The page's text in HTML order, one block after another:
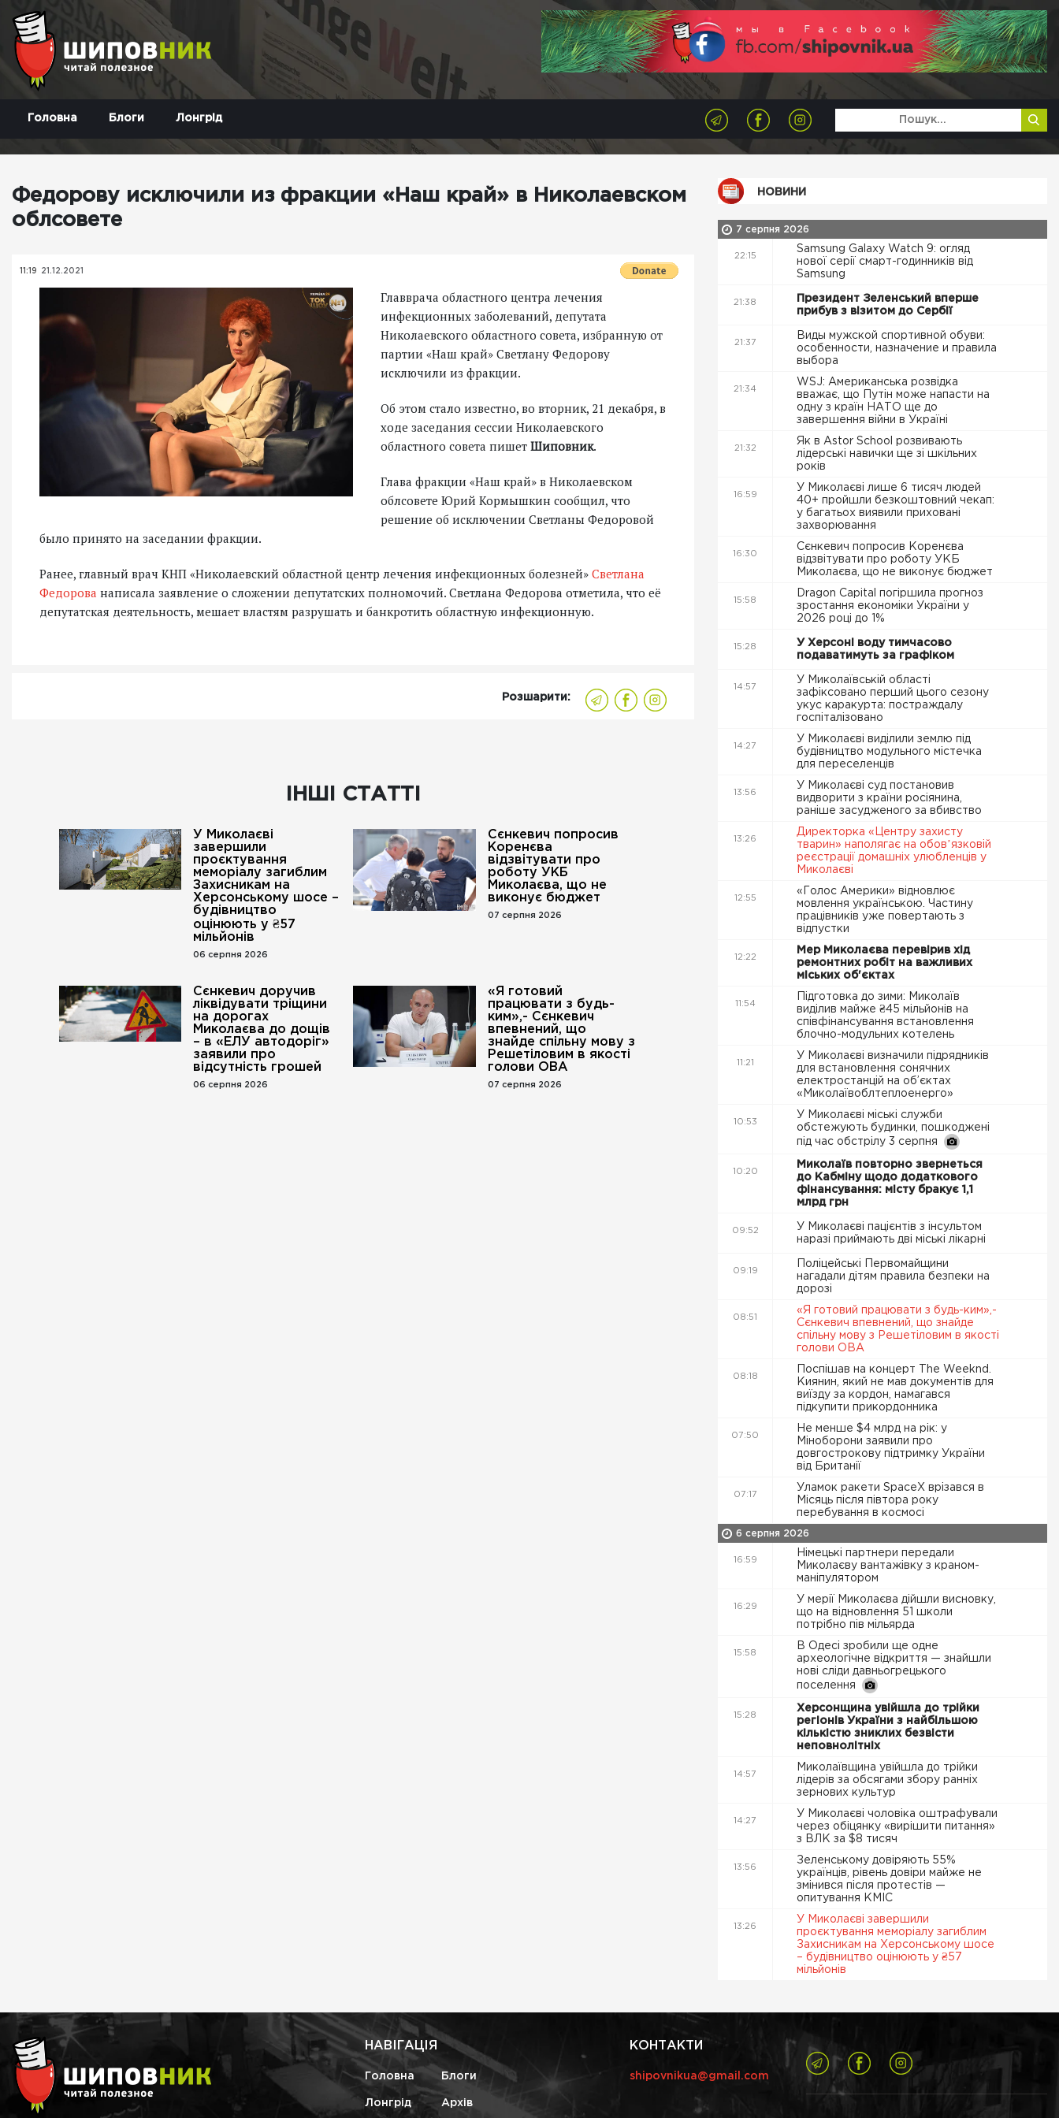
Головна Блоги Лонгрід
Федорову исключили из фракции «Наш край» в Николаевском
облсовете
11:19 21.12.2021
Главврача областного центра лечения
инфекционных заболеваний, депутата
Николаевского областного совета, избранную от
партии «Наш край» Светлану Федорову
исключили из фракции.
Об этом стало известно, во вторник, 21 декабря, в
ходе заседания сессии Николаевского
областного совета пишет Шиповник.
Глава фракции «Наш край» в Николаевском
облсовете Юрий Кормышкин сообщил, что
решение об исключении Светланы Федоровой
было принято на заседании фракции.
Ранее, главный врач КНП «Николаевский областной центр лечения инфекционных болезней» Светлана
Федорова написала заявление о сложении депутатских полномочий. Светлана Федорова отметила, что её
депутатская деятельность, мешает властям разрушать и банкротить областную инфекционную.
Розшарити:
ІНШІ СТАТТІ
У Миколаєві
завершили
проєктування
меморіалу загиблим
Захисникам на
Херсонському шосе –
будівництво
оцінюють у ₴57
мільйонів
06 серпня 2026
Сєнкевич попросив
Коренєва
відзвітувати про
роботу УКБ
Миколаєва, що не
виконує бюджет
07 серпня 2026
Сєнкевич доручив
ліквідувати тріщини
на дорогах
Миколаєва до дощів
– в «ЕЛУ автодоріг»
заявили про
відсутність грошей
06 серпня 2026
«Я готовий
працювати з будь-
ким»,- Сєнкевич
впевнений, що
знайде спільну мову з
Решетіловим в якості
голови ОВА
07 серпня 2026
НОВИНИ
7 серпня 2026
22:15
Samsung Galaxy Watch 9: огляд
нової серії смарт-годинників від
Samsung
21:38
Президент Зеленський вперше
прибув з візитом до Сербії
21:37
Виды мужской спортивной обуви:
особенности, назначение и правила
выбора
21:34
WSJ: Американська розвідка
вважає, що Путін може напасти на
одну з країн НАТО ще до
завершення війни в Україні
21:32
Як в Astor School розвивають
лідерські навички ще зі шкільних
років
16:59
У Миколаєві лише 6 тисяч людей
40+ пройшли безкоштовний чекап:
у багатьох виявили приховані
захворювання
16:30
Сєнкевич попросив Коренєва
відзвітувати про роботу УКБ
Миколаєва, що не виконує бюджет
15:58
Dragon Capital погіршила прогноз
зростання економіки України у
2026 році до 1%
15:28
У Херсоні воду тимчасово
подаватимуть за графіком
14:57
У Миколаївській області
зафіксовано перший цього сезону
укус каракурта: постраждалу
госпіталізовано
14:27
У Миколаєві виділили землю під
будівництво модульного містечка
для переселенців
13:56
У Миколаєві суд постановив
видворити з країни росіянина,
раніше засудженого за вбивство
13:26
Директорка «Центру захисту
тварин» наполягає на обовʼязковій
реєстрації домашніх улюбленців у
Миколаєві
12:55
«Голос Америки» відновлює
мовлення українською. Частину
працівників уже повертають з
відпустки
12:22
Мер Миколаєва перевірив хід
ремонтних робіт на важливих
міських об'єктах
11:54
Підготовка до зими: Миколаїв
виділив майже ₴45 мільйонів на
співфінансування встановлення
блочно-модульних котелень
11:21
У Миколаєві визначили підрядників
для встановлення сонячних
електростанцій на об’єктах
«Миколаївоблтеплоенерго»
10:53
У Миколаєві міські служби
обстежують будинки, пошкоджені
під час обстрілу 3 серпня
10:20
Миколаїв повторно звернеться
до Кабміну щодо додаткового
фінансування: місту бракує 1,1
млрд грн
09:52
У Миколаєві пацієнтів з інсультом
наразі приймають дві міські лікарні
09:19
Поліцейські Первомайщини
нагадали дітям правила безпеки на
дорозі
08:51
«Я готовий працювати з будь-ким»,-
Сєнкевич впевнений, що знайде
спільну мову з Решетіловим в якості
голови ОВА
08:18
Поспішав на концерт The Weeknd.
Киянин, який не мав документів для
виїзду за кордон, намагався
підкупити прикордонника
07:50
Не менше $4 млрд на рік: у
Міноборони заявили про
довгострокову підтримку України
від Британії
07:17
Уламок ракети SpaceX врізався в
Місяць після півтора року
перебування в космосі
6 серпня 2026
16:59
Німецькі партнери передали
Миколаєву вантажівку з краном-
маніпулятором
16:29
У мерії Миколаєва дійшли висновку,
що на відновлення 51 школи
потрібно пів мільярда
15:58
В Одесі зробили ще одне
археологічне відкриття — знайшли
нові сліди давньогрецького
поселення
15:28
Херсонщина увійшла до трійки
регіонів України з найбільшою
кількістю зниклих безвісти
неповнолітніх
14:57
Миколаївщина увійшла до трійки
лідерів за обсягами збору ранніх
зернових культур
14:27
У Миколаєві чоловіка оштрафували
через обіцянку «вирішити питання»
з ВЛК за $8 тисяч
13:56
Зеленському довіряють 55%
українців, рівень довіри майже не
змінився після протестів —
опитування КМІС
13:26
У Миколаєві завершили
проєктування меморіалу загиблим
Захисникам на Херсонському шосе
– будівництво оцінюють у ₴57
мільйонів
НАВІГАЦІЯ
Головна Блоги
Лонгрід Архів
КОНТАКТИ
shipovnikua@gmail.com